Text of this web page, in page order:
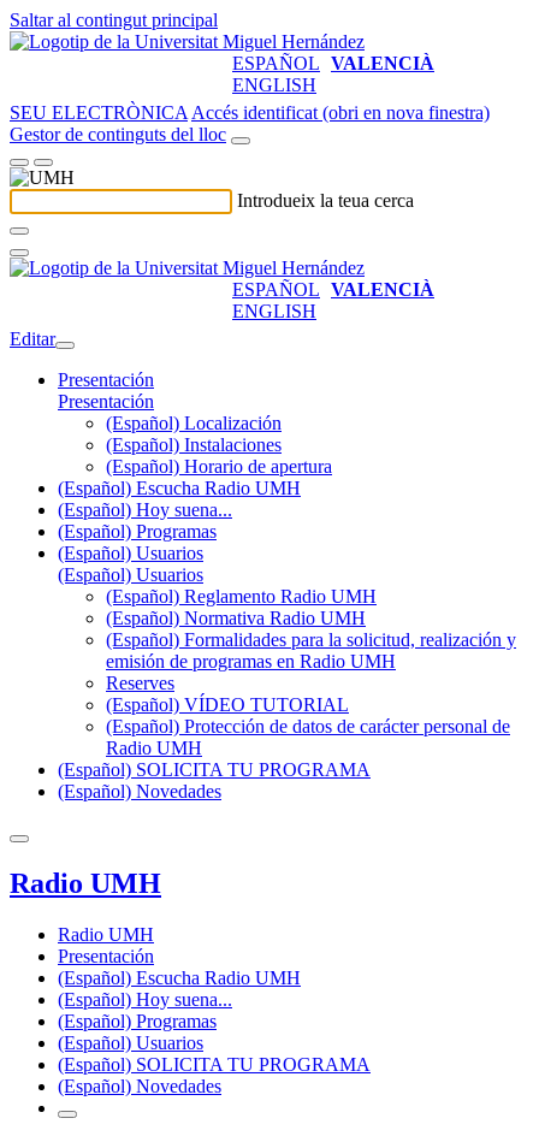
Saltar al contingut principal
ESPAÑOL VALENCIÀ
ENGLISH
SEU ELECTRÒNICA Accés identificat (obri en nova finestra)
Gestor de continguts del lloc
Introdueix la teua cerca
ESPAÑOL VALENCIÀ
ENGLISH
Editar
Presentación
Presentación
(Español) Localización
(Español) Instalaciones
(Español) Horario de apertura
(Español) Escucha Radio UMH
(Español) Hoy suena...
(Español) Programas
(Español) Usuarios
(Español) Usuarios
(Español) Reglamento Radio UMH
(Español) Normativa Radio UMH
(Español) Formalidades para la solicitud, realización y
emisión de programas en Radio UMH
Reserves
(Español) VÍDEO TUTORIAL
(Español) Protección de datos de carácter personal de
Radio UMH
(Español) SOLICITA TU PROGRAMA
(Español) Novedades
Radio UMH
Radio UMH
Presentación
(Español) Escucha Radio UMH
(Español) Hoy suena...
(Español) Programas
(Español) Usuarios
(Español) SOLICITA TU PROGRAMA
(Español) Novedades